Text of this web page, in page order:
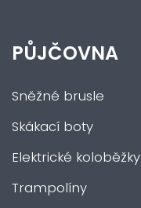
PŮJČOVNA
Sněžné brusle
Skákací boty
Elektrické koloběžky
Trampolíny